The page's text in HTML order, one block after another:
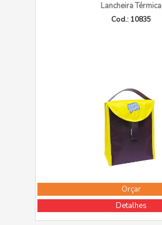
Lancheira Térmica
Cod.: 10835
Orçar
Detalhes